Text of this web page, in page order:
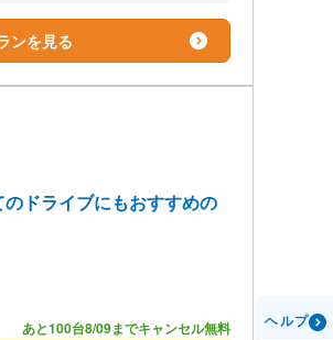
ンを見る
ドライブにもおすすめの
あと100台8/09までキャンセル無料 ヘルプ